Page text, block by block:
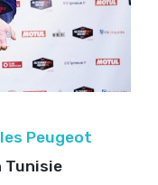
Peugeot
Tunisie